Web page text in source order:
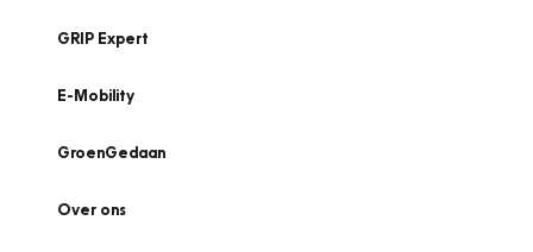
GRIP Expert
E-Mobility
GroenGedaan
Over ons